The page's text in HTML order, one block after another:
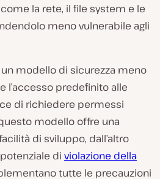
la rete, il file system e le
meno vulnerabile agli
un modello di sicurezza meno
l’accesso predefinito alle
di richiedere permessi
modello offre una
di sviluppo, dall’altro
di violazione della
tutte le precauzioni